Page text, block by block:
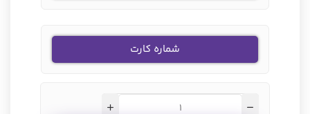
شماره کارت